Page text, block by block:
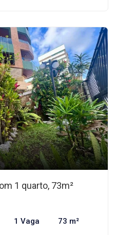
1 quarto, 73m²
1 Vaga 73 m²